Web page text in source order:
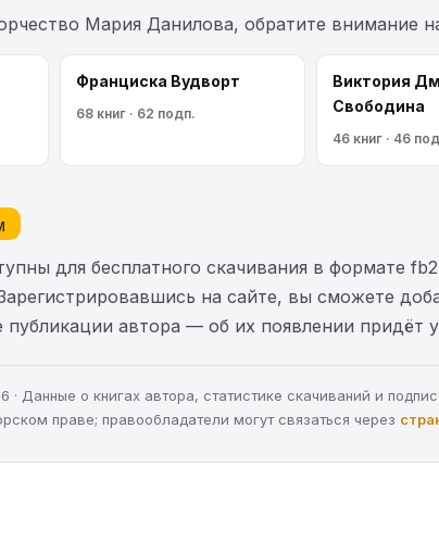
Мария Данилова, обратите
Франциска Вудворт
68 книг · 62 подп.
Виктория
Свободина
46 книг · 46
для бесплатного скачивания в формате
на сайте, вы сможете
публикации автора — об их появлении придёт
· Данные о книгах автора, статистике скачиваний и
праве; правообладатели могут связаться через